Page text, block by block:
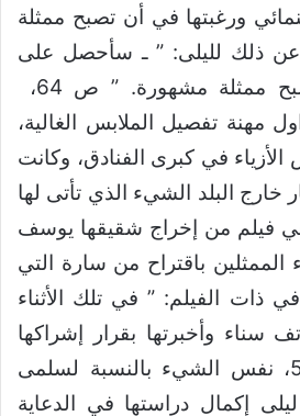
ورغبتها في أن تصبح ممثلة
ذلك لليلى: ” ـ سأحصل على
فرصتي قريبا وسأصبح ممثلة مشهورة. ” ص 64،
مهنة تفصيل الملابس الغالية،
في كبرى الفنادق، وكانت
خارج البلد الشيء الذي تأتى لها
فيلم من إخراج شقيقها يوسف
الممثلين باقتراح من سارة التي
ذات الفيلم: ” في تلك الأثناء
وأخبرتها بقرار إشراكها
في الفيلم. ” ص 53، نفس الشيء بالنسبة لسلمى
إكمال دراستها في الدعاية